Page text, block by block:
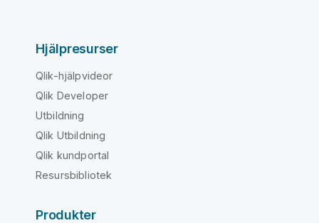
Hjälpresurser
Qlik-hjälpvideor
Qlik Developer
Utbildning
Qlik Utbildning
Qlik kundportal
Resursbibliotek
Produkter